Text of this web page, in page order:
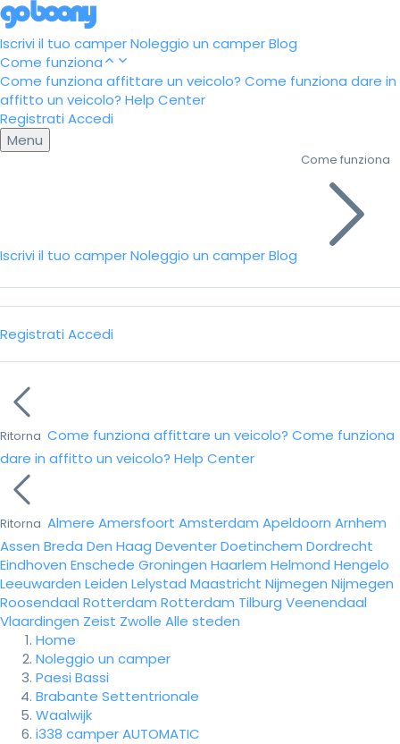
Iscrivi il tuo camperNoleggio un camperBlog
Come funziona
Come funziona affittare un veicolo? Come funziona dare in
affitto un veicolo? Help Center
Registrati Accedi
Menu
Iscrivi il tuo camperNoleggio un camperBlog
Come funziona
Registrati Accedi
Ritorna Come funziona affittare un veicolo? Come funziona
dare in affitto un veicolo? Help Center
Ritorna Almere Amersfoort Amsterdam Apeldoorn Arnhem
Assen Breda Den Haag DeventerDoetinchem Dordrecht
Eindhoven Enschede Groningen Haarlem Helmond Hengelo
Leeuwarden Leiden Lelystad Maastricht Nijmegen Nijmegen
Roosendaal Rotterdam Rotterdam Tilburg Veenendaal
Vlaardingen Zeist Zwolle Alle steden
Home
Noleggio un camper
Paesi Bassi
Brabante Settentrionale
Waalwijk
i338 camper AUTOMATIC